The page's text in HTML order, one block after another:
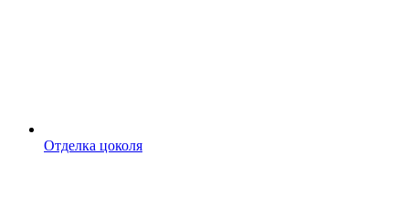
Отделка цоколя